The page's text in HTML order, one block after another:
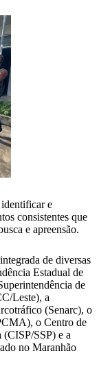
e
consistentes que
e apreensão.
de diversas
Estadual de
de
Leste), a
(Senarc), o
o Centro de
(CISP/SSP) e a
no Maranhão